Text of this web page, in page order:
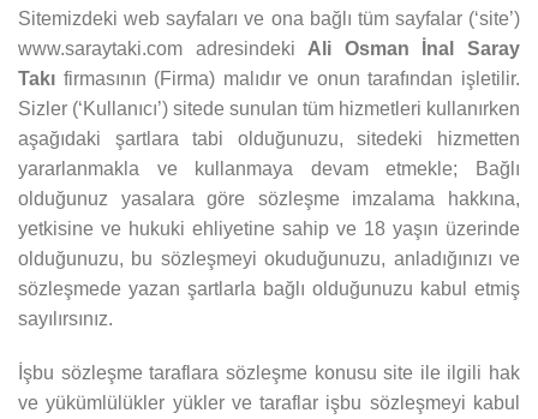
Sitemizdeki web sayfaları ve ona bağlı tüm sayfalar (‘site’)
www.saraytaki.com adresindeki Ali Osman İnal Saray
Takı firmasının (Firma) malıdır ve onun tarafından işletilir.
Sizler (‘Kullanıcı’) sitede sunulan tüm hizmetleri kullanırken
aşağıdaki şartlara tabi olduğunuzu, sitedeki hizmetten
yararlanmakla ve kullanmaya devam etmekle; Bağlı
olduğunuz yasalara göre sözleşme imzalama hakkına,
yetkisine ve hukuki ehliyetine sahip ve 18 yaşın üzerinde
olduğunuzu, bu sözleşmeyi okuduğunuzu, anladığınızı ve
sözleşmede yazan şartlarla bağlı olduğunuzu kabul etmiş
sayılırsınız.
İşbu sözleşme taraflara sözleşme konusu site ile ilgili hak
ve yükümlülükler yükler ve taraflar işbu sözleşmeyi kabul